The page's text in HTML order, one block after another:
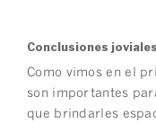
Conclusiones joviales
Como vimos en el
son importantes
que brindarles